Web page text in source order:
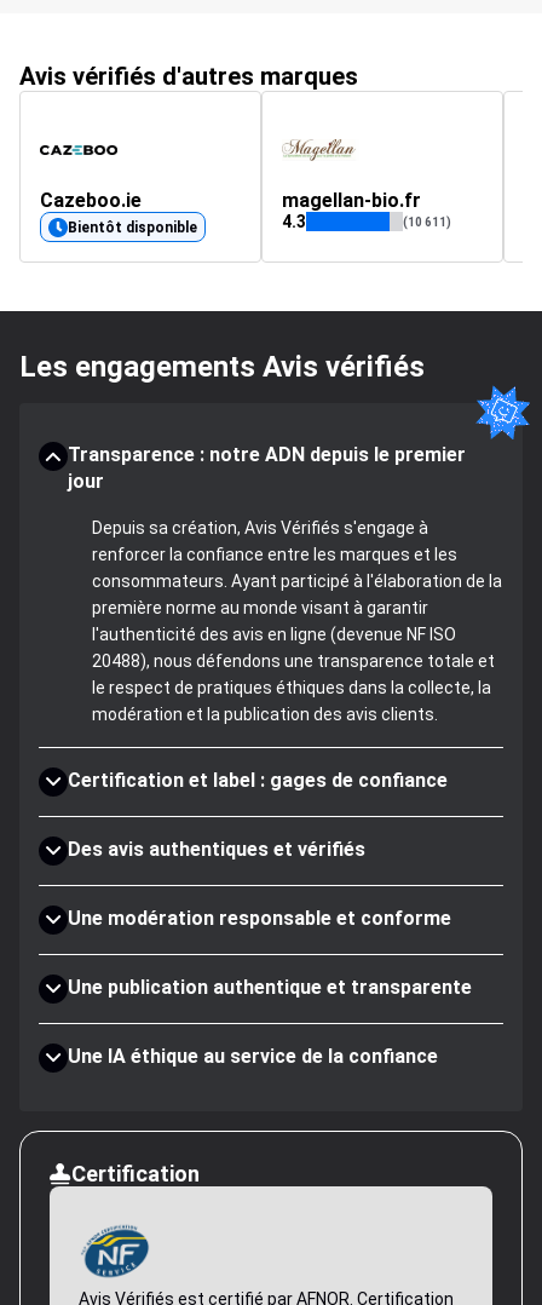
Avis vérifiés d'autres marques
Cazeboo.ie
Bientôt disponible
magellan-bio.fr
4.3 (10 611)
Les engagements Avis vérifiés
Transparence : notre ADN depuis le premier
jour
Depuis sa création, Avis Vérifiés s'engage à
renforcer la confiance entre les marques et les
consommateurs. Ayant participé à l'élaboration de la
première norme au monde visant à garantir
l'authenticité des avis en ligne (devenue NF ISO
20488), nous défendons une transparence totale et
le respect de pratiques éthiques dans la collecte, la
modération et la publication des avis clients.
Certification et label : gages de confiance
Des avis authentiques et vérifiés
Une modération responsable et conforme
Une publication authentique et transparente
Une IA éthique au service de la confiance
Certification
Avis Vérifiés est certifié par AFNOR. Certification